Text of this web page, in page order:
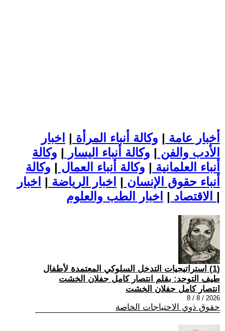
أخبار عامة | وكالة أنباء المرأة | اخبار
الأدب والفن | وكالة أنباء اليسار | وكالة
أنباء العلمانية | وكالة أنباء العمال | وكالة
أنباء حقوق الإنسان | اخبار الرياضة | اخبار
الاقتصاد | |
(1) استراتيجيات التدخل السلوكي المعتمدة لأطفال
طيف التوحد: بقلم انتصار كامل جفلان الخشت
انتصار كامل جفلان الخشت
2026 / 8 / 8
حقوق ذوي الاحتياجات الخاصة